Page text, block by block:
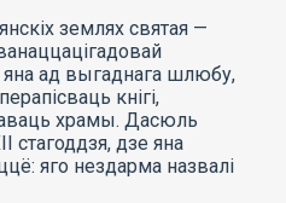
землях святая —
ад выгаднага шлюбу,
кнігі,
храмы. Дасюль
стагоддзя, дзе яна
яго нездарма назвалі